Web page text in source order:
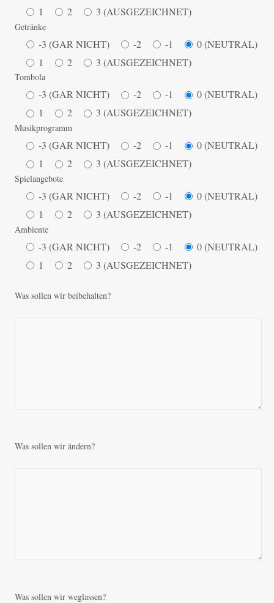
1
2 3 (AUSGEZEICHNET)
Getränke
-3 (GAR NICHT) -2 -1
0 (NEUTRAL)
1
2 3 (AUSGEZEICHNET)
Tombola
-3 (GAR NICHT) -2 -1
0 (NEUTRAL)
1
2 3 (AUSGEZEICHNET)
Musikprogramm
-3 (GAR NICHT) -2 -1
0 (NEUTRAL)
1
2 3 (AUSGEZEICHNET)
Spielangebote
-3 (GAR NICHT) -2 -1
0 (NEUTRAL)
1
2 3 (AUSGEZEICHNET)
Ambiente
-3 (GAR NICHT) -2 -1
0 (NEUTRAL)
1
2 3 (AUSGEZEICHNET)
Was sollen wir beibehalten?
Was sollen wir ändern?
Was sollen wir weglassen?